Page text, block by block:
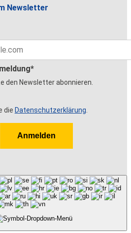
Newsletter
den Newsletter abonnieren.
die Datenschutzerklärung.
Anmelden